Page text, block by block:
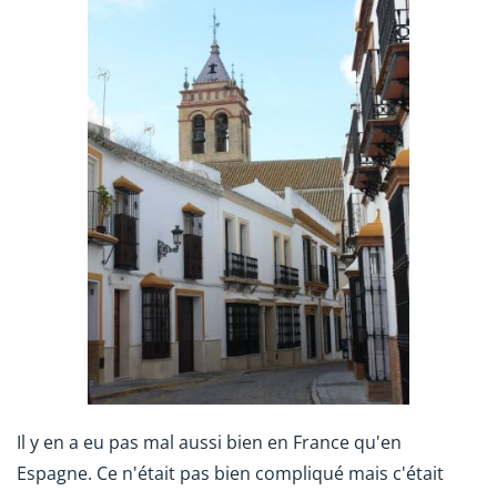
Il y en a eu pas mal aussi bien en France qu'en
Espagne. Ce n'était pas bien compliqué mais c'était